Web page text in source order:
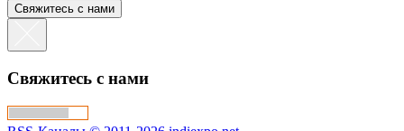
Свяжитесь с нами
Свяжитесь с нами